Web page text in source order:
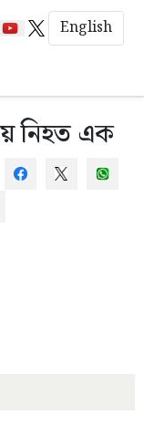
English
নিহত এক